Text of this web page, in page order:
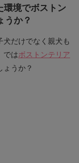
境でボストン
うか？
だけでなく親犬も
ではボストンテリア
うか？